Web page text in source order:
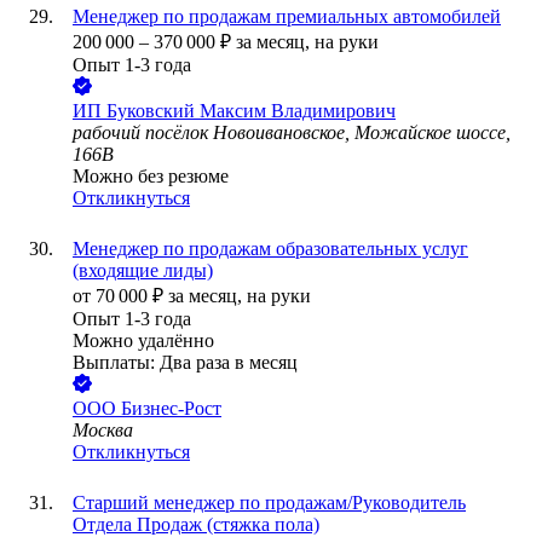
Менеджер по продажам премиальных автомобилей
200 000 – 370 000 ₽ за месяц, на руки
Опыт 1-3 года
ИП Буковский Максим Владимирович
рабочий посёлок Новоивановское, Можайское шоссе,
166В
Можно без резюме
Откликнуться
Менеджер по продажам образовательных услуг
(входящие лиды)
от 70 000 ₽ за месяц, на руки
Опыт 1-3 года
Можно удалённо
Выплаты: Два раза в месяц
ООО Бизнес-Рост
Москва
Откликнуться
Старший менеджер по продажам/Руководитель
Отдела Продаж (стяжка пола)